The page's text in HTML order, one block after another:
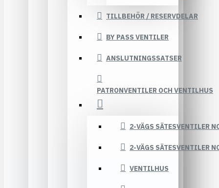
TILLBEHÖR / RESERVDELAR
BY PASS VENTILER
ANSLUTNINGSSATSER
PATRONVENTILER OCH VENTILHUS
2-VÄGS SÄTESVENTILER
2-VÄGS SÄTESVENTILER
VENTILHUS